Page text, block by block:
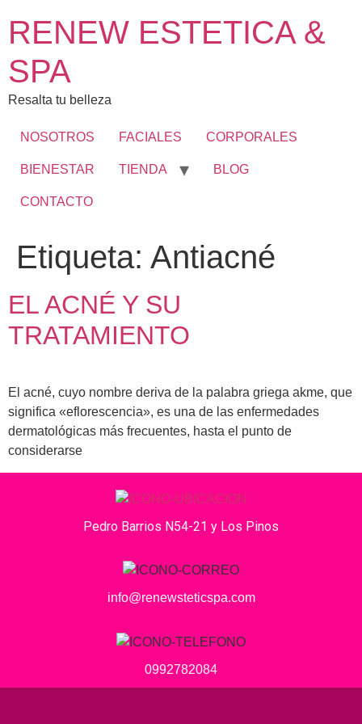
RENEW ESTETICA &
SPA
Resalta tu belleza
NOSOTROS FACIALES CORPORALES
BIENESTAR TIENDA BLOG
CONTACTO
Etiqueta: Antiacné
EL ACNÉ Y SU
TRATAMIENTO
El acné, cuyo nombre deriva de la palabra griega akme, que
significa «eflorescencia», es una de las enfermedades
dermatológicas más frecuentes, hasta el punto de
considerarse
Pedro Barrios N54-21 y Los Pinos
info@renewsteticspa.com
0992782084